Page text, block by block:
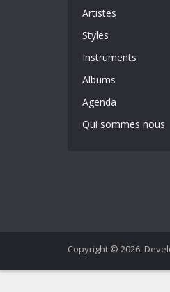
Artistes
Styles
Instruments
Albums
Agenda
Qui sommes nous
Copyright © 2026.